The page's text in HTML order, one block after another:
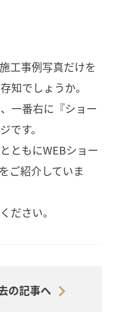
工事例写真だけを
知でしょうか。
一番右に『ショー
です。
ともにWEBショー
ご紹介していま
ださい。
の記事へ